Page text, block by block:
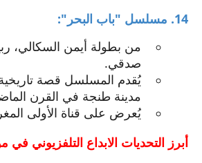
14. مسلسل "باب البحر":
من بطولة أيمن السكالي،
صدقي.
يُقدم المسلسل قصة
مدينة طنجة في القرن
يُعرض على قناة الأولى
أبرز التحديات الابداع التلفزيوني